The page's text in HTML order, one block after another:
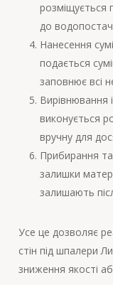
розміщується
до
Нанесення
подається
заповнює всі
Вирівнювання
виконується
вручну для
Прибирання
залишки
залишають
Усе це дозволяє
стін під шпалери
зниження якості